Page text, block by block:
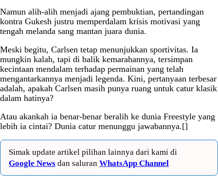
Namun alih-alih menjadi ajang pembuktian, pertandingan
kontra Gukesh justru memperdalam krisis motivasi yang
tengah melanda sang mantan juara dunia.
Meski begitu, Carlsen tetap menunjukkan sportivitas. Ia
mungkin kalah, tapi di balik kemarahannya, tersimpan
kecintaan mendalam terhadap permainan yang telah
mengantarkannya menjadi legenda. Kini, pertanyaan terbesar
adalah, apakah Carlsen masih punya ruang untuk catur klasik
dalam hatinya?
Atau akankah ia benar-benar beralih ke dunia Freestyle yang
lebih ia cintai? Dunia catur menunggu jawabannya.[]
Simak update artikel pilihan lainnya dari kami di
Google News dan saluran WhatsApp Channel